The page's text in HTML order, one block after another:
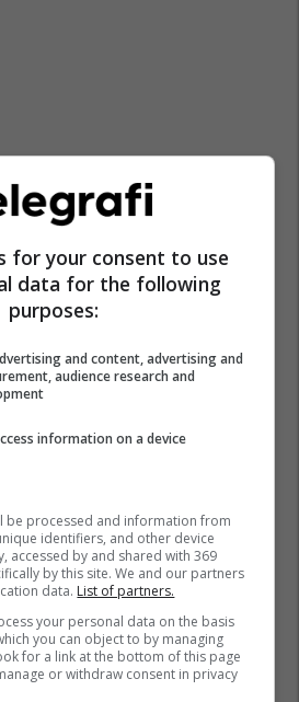
Në Be
Marta Kos
for your consent to use
data for the following
purposes:
and content, advertising and
audience research and
information on a device
be processed and information from
identifiers, and other device
accessed by and shared with 369
by this site. We and our partners
data. List of partners.
your personal data on the basis
you can object to by managing
for a link at the bottom of this page
or withdraw consent in privacy